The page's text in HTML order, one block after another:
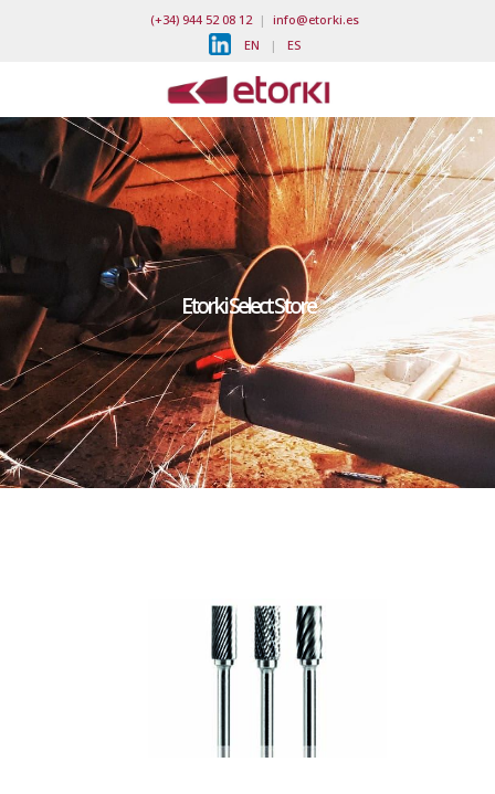
(+34) 944 52 08 12| info@etorki.es
EN | ES
Etorki Select Store